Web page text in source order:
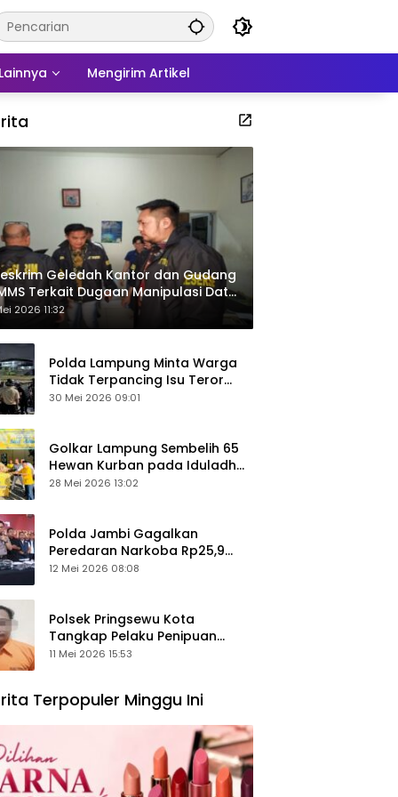
Lainnya Mengirim Artikel
Geledah Kantor dan Gudang
Terkait Dugaan Manipulasi Data
Sawit
2026 11:32
Polda Lampung Minta Warga
Tidak Terpancing Isu Teror
Pocong Palsu, Patroli
30 Mei 2026 09:01
Golkar Lampung Sembelih 65
Hewan Kurban pada Iduladha
1447 Hijriah
28 Mei 2026 13:02
Polda Jambi Gagalkan
Peredaran Narkoba Rp25,9
Miliar, Empat Tersangka
12 Mei 2026 08:08
Polsek Pringsewu Kota
Tangkap Pelaku Penipuan
Mobil, Sempat Kabur ke Jambi
11 Mei 2026 15:53
Terpopuler Minggu Ini